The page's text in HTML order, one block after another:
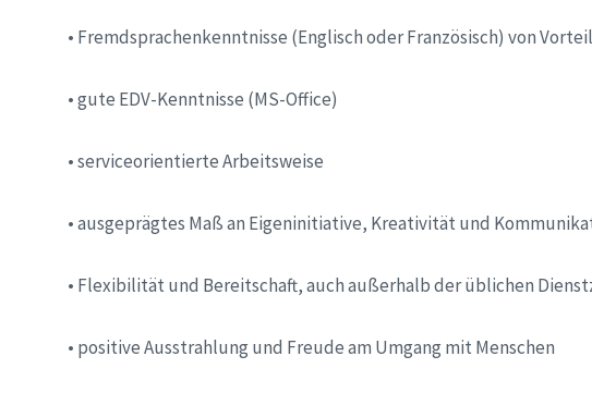
• Fremdsprachenkenntnisse (Englisch oder Französisch) von Vorteil
•gute EDV-Kenntnisse (MS-Office)
•serviceorientierte Arbeitsweise
•ausgeprägtes Maß an Eigeninitiative, Kreativität und
• Flexibilität und Bereitschaft, auch außerhalb der üblichen
• positive Ausstrahlung und Freude am Umgang mit Menschen